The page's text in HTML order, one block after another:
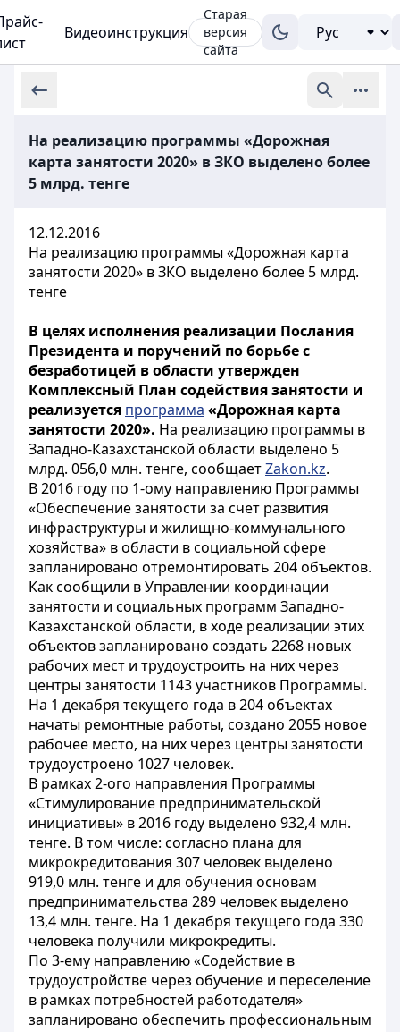
Видеоинструкция
Старая
версия
сайта
На реализацию программы «Дорожная
карта занятости 2020» в ЗКО выделено более
5 млрд. тенге
12.12.2016
На реализацию программы «Дорожная карта
занятости 2020» в ЗКО выделено более 5 млрд.
тенге
В целях исполнения реализации Послания
Президента и поручений по борьбе с
безработицей в области утвержден
Комплексный План содействия занятости и
реализуется программа «Дорожная карта
занятости 2020». На реализацию программы в
Западно-Казахстанской области выделено 5
млрд. 056,0 млн. тенге, сообщаетZakon.kz.
В 2016 году по 1-ому направлению Программы
«Обеспечение занятости за счет развития
инфраструктуры и жилищно-коммунального
хозяйства» в области в социальной сфере
запланировано отремонтировать 204 объектов.
Как сообщили в Управлении координации
занятости и социальных программ Западно-
Казахстанской области, в ходе реализации этих
объектов запланировано создать 2268 новых
рабочих мест и трудоустроить на них через
центры занятости 1143 участников Программы.
На 1 декабря текущего года в 204 объектах
начаты ремонтные работы, создано 2055 новое
рабочее место, на них через центры занятости
трудоустроено 1027 человек.
В рамках 2-ого направления Программы
«Стимулирование предпринимательской
инициативы» в 2016 году выделено 932,4 млн.
тенге. В том числе: согласно плана для
микрокредитования 307 человек выделено
919,0 млн. тенге и для обучения основам
предпринимательства 289 человек выделено
13,4 млн. тенге. На 1 декабря текущего года 330
человека получили микрокредиты.
По 3-ему направлению «Содействие в
трудоустройстве через обучение и переселение
в рамках потребностей работодателя»
запланировано обеспечить профессиональным